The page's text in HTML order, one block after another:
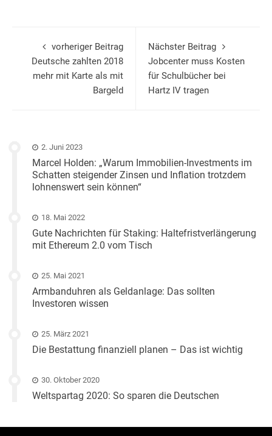
vorheriger Beitrag
Deutsche zahlten 2018
mehr mit Karte als mit
Bargeld
Nächster Beitrag
Jobcenter muss Kosten
für Schulbücher bei
Hartz IV tragen
2. Juni 2023
Marcel Holden: „Warum Immobilien-Investments im
Schatten steigender Zinsen und Inflation trotzdem
lohnenswert sein können“
18. Mai 2022
Gute Nachrichten für Staking: Haltefristverlängerung
mit Ethereum 2.0 vom Tisch
25. Mai 2021
Armbanduhren als Geldanlage: Das sollten
Investoren wissen
25. März 2021
Die Bestattung finanziell planen – Das ist wichtig
30. Oktober 2020
Weltspartag 2020: So sparen die Deutschen